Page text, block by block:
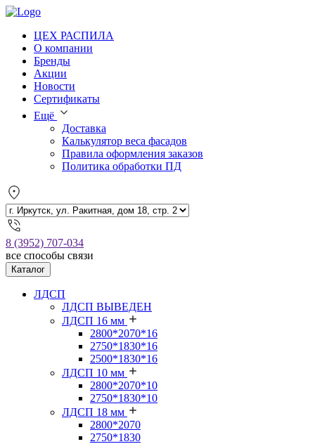
ЦЕХ РАСПИЛА
О компании
Бренды
Акции
Новости
Сертификаты
Ещё
Доставка
Калькулятор веса фасадов
Правила оформления заказов
Политика обработки ПД
8 (3952) 707-034
все способы связи
Каталог
ЛДСП
ЛДСП ВЫВЕДЕН
ЛДСП 16 мм
2800*2070*16
2750*1830*16
2500*1830*16
ЛДСП 10 мм
2800*2070*10
2750*1830*10
ЛДСП 18 мм
2800*2070
2750*1830